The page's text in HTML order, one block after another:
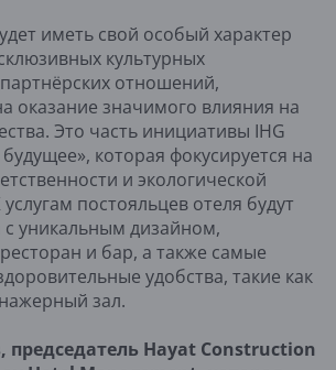
иметь свой особый характер
культурных
отношений,
оказание значимого влияния на
Это часть инициативы IHG
которая фокусируется на
и экологической
постояльцев отеля будут
уникальным дизайном,
и бар, а также самые
удобства, такие как
зал.
председатель Hayat Construction